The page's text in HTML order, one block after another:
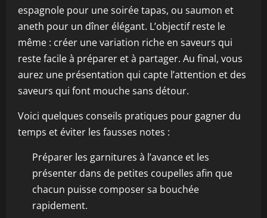
espagnole pour une soirée tapas, ou saumon et
aneth pour un dîner élégant. L’objectif reste le
même : créer une variation riche en saveurs qui
reste facile à préparer et à partager. Au final, vous
aurez une présentation qui capte l’attention et des
saveurs qui font mouche sans détour.
Voici quelques conseils pratiques pour gagner du
temps et éviter les fausses notes :
Préparer les garnitures à l’avance et les
présenter dans de petites coupelles afin que
chacun puisse composer sa bouchée
rapidement.